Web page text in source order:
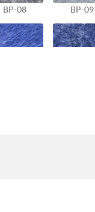
BP-08 BP-09